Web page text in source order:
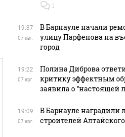
1
19:37
07 авг.
В Барнауле начали
улицу Парфенова на
город
19:22
07 авг.
Полина Диброва
критику эффектным
заявила о "настоящей
19:09
07 авг.
В Барнауле наградили
строителей